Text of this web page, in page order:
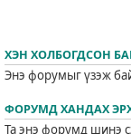
ХЭН ХОЛБОГДСОН
Энэ форумыг үзэж
ФОРУМД ХАНДАХ
Та энэ форумд шинэ